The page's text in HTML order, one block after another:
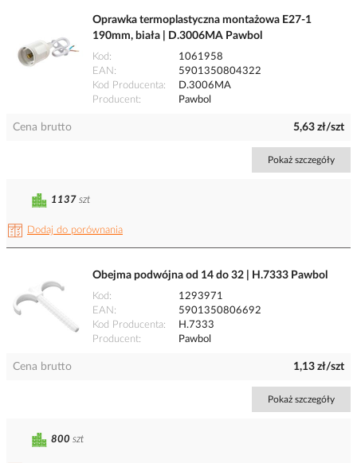
Oprawka termoplastyczna montażowa E27-1
190mm, biała | D.3006MA Pawbol
Kod
1061958
EAN
5901350804322
Kod Producenta
D.3006MA
Producent
Pawbol
Cena brutto 5,63 zł/szt
Pokaż szczegóły
Dodaj do porównania
1137 szt
Obejma podwójna od 14 do 32 | H.7333 Pawbol
Kod
1293971
EAN
5901350806692
Kod Producenta
H.7333
Producent
Pawbol
Cena brutto 1,13 zł/szt
Pokaż szczegóły
800 szt